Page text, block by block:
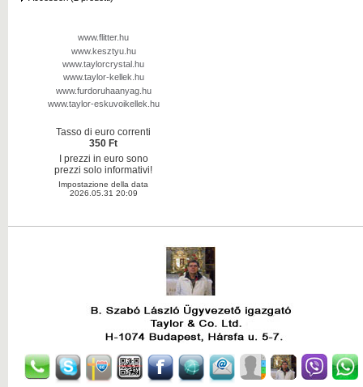
www.flitter.hu
www.kesztyu.hu
www.taylorcrystal.hu
www.taylor-kellek.hu
www.furdoruhaanyag.hu
www.taylor-eskuvoikellek.hu
Tasso di euro correnti
350 Ft
I prezzi in euro sono
prezzi solo informativi!
Impostazione della data
2026.05.31 20:09